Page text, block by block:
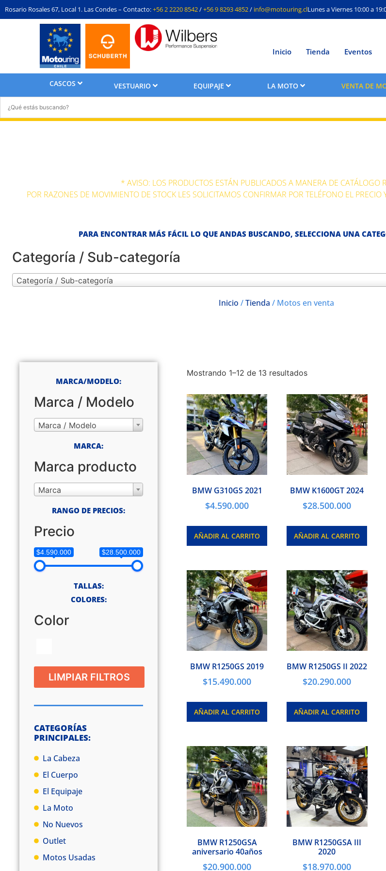
Rosario Rosales 67, Local 1. Las Condes – Contacto:+56 2 2220 8542/+56 9 8293 4852/ info@motouring.clLunes a Viernes 10:00 a
Inicio Tienda Eventos
CASCOS VESTUARIO EQUIPAJE LA MOTO VENTA DE
* AVISO: LOS PRODUCTOS ESTÁN PUBLICADOS A MANERA DE CATÁLOGO
POR RAZONES DE MOVIMIENTO DE STOCK LES SOLICITAMOS CONFIRMAR POR TELÉFONO EL PRECIO
PARA ENCONTRAR MÁS FÁCIL LO QUE ANDAS BUSCANDO, SELECCIONA UNA
Categoría / Sub-categoría
Categoría / Sub-categoría
Inicio /Tienda / Motos en venta
MARCA/MODELO:
Marca / Modelo
Marca / Modelo
MARCA:
Marca producto
Marca
RANGO DE PRECIOS:
Precio
$4.590.000 $28.500.000
TALLAS:
COLORES:
Color
LIMPIAR FILTROS
CATEGORÍAS
PRINCIPALES:
La Cabeza
El Cuerpo
El Equipaje
La Moto
No Nuevos
Outlet
Motos Usadas
Mostrando 1–12 de 13 resultados
BMW G310GS 2021
$4.590.000
AÑADIR AL CARRITO
BMW K1600GT 2024
$28.500.000
AÑADIR AL CARRITO
BMW R1250GS 2019
$15.490.000
AÑADIR AL CARRITO
BMW R1250GS II 2022
$20.290.000
AÑADIR AL CARRITO
BMW R1250GSA
aniversario 40años
$20.900.000
BMW R1250GSA III
2020
$18.970.000